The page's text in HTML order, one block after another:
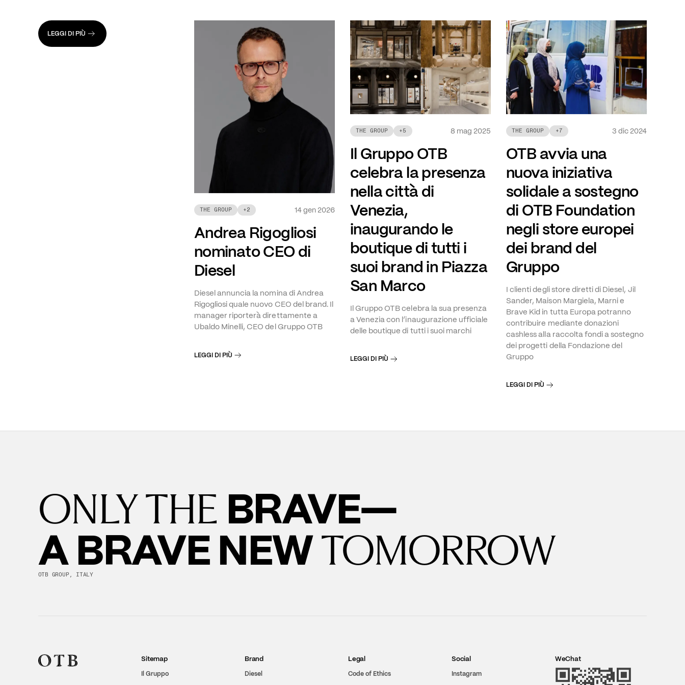
LEGGI DI PIÙ
THE GROUP +2 14 gen 2026
Andrea Rigogliosi
nominato CEO di
Diesel
Diesel annuncia la nomina di Andrea
Rigogliosi quale nuovo CEO del brand. Il
manager riporterà direttamente a
Ubaldo Minelli, CEO del Gruppo OTB
LEGGI DI PIÙ
THE GROUP +5 8 mag 2025
Il Gruppo OTB
celebra la presenza
nella città di
Venezia,
inaugurando le
boutique di tutti i
suoi brand in Piazza
San Marco
Il Gruppo OTB celebra la sua presenza
a Venezia con l’inaugurazione ufficiale
delle boutique di tutti i suoi marchi
LEGGI DI PIÙ
THE GROUP +7 3 dic 2024
OTB avvia una
nuova iniziativa
solidale a sostegno
di OTB Foundation
negli store europei
dei brand del
Gruppo
I clienti degli store diretti di Diesel, Jil
Sander, Maison Margiela, Marni e
Brave Kid in tutta Europa potranno
contribuire mediante donazioni
cashless alla raccolta fondi a sostegno
dei progetti della Fondazione del
Gruppo
LEGGI DI PIÙ
ONLY THE BRAVE—
A BRAVE NEWTOMORROW
OTB GROUP, ITALY
Sitemap
Il Gruppo
Brand
Diesel
Legal
Code of Ethics
Social
Instagram
WeChat